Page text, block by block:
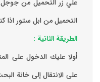
علي زر التحميل من جوجل
التحميل من ابل ستور اذا
الطريقة الثانية :
‏أولا عليك الدخول على
على الانتقال إلى خانة